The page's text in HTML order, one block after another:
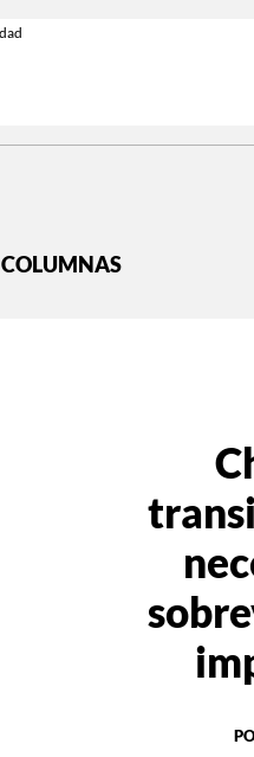
COLUMNAS